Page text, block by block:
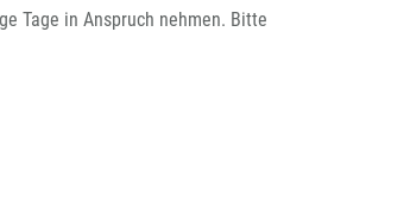
Tage in Anspruch nehmen. Bitte